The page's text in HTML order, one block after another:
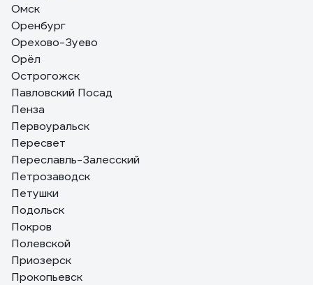
Омск
Оренбург
Орехово-Зуево
Орёл
Острогожск
Павловский Посад
Пенза
Первоуральск
Пересвет
Переславль-Залесский
Петрозаводск
Петушки
Подольск
Покров
Полевской
Приозерск
Прокопьевск